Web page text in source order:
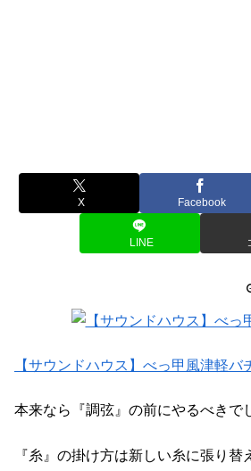
X Facebook
LINE
【サウンドハウス】べっ甲風津軽バ
本来なら『調弦』の前にやるべきで
『糸』の掛け方は新しい糸に張り